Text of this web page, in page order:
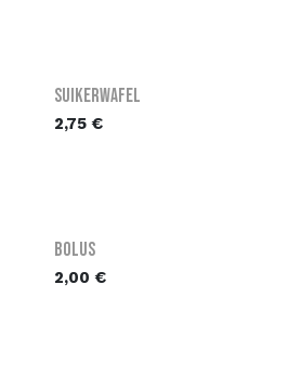
Suikerwafel
2,75€
Bolus
2,00 €